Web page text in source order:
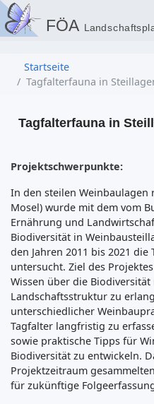
Startseite
Tagfalterfauna in
Tagfalterfauna in
Projektschwerpunkte:
In den steilen Weinbaulagen
Mosel) wurde mit dem vom
Ernährung und
Biodiversität in
den Jahren 2011 bis 2021
untersucht. Ziel des
Wissen über die
Landschaftsstruktur zu
unterschiedlicher
Tagfalter langfristig zu
sowie praktische Tipps für
Biodiversität zu entwickeln.
Projektzeitraum
für zukünftige